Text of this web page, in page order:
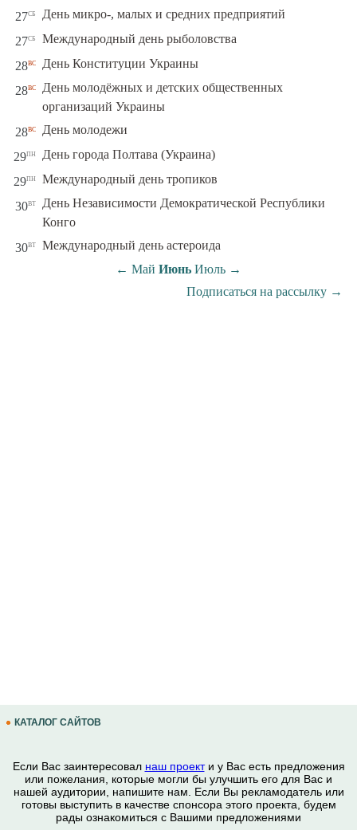
27сб День микро-, малых и средних предприятий
27сб Международный день рыболовства
28вс День Конституции Украины
28вс
День молодёжных и детских общественных
организаций Украины
28вс День молодежи
29пн День города Полтава (Украина)
29пн Международный день тропиков
30вт
День Независимости Демократической Республики
Конго
30вт Международный день астероида
← Май Июнь Июль →
Подписаться на рассылку →
КАТАЛОГ САЙТОВ
Если Вас заинтересовал наш проекти у Вас есть предложения
или пожелания, которые могли бы улучшить его для Вас и
нашей аудитории, напишите нам. Если Вы рекламодатель или
готовы выступить в качестве спонсора этого проекта, будем
рады ознакомиться с Вашими предложениями